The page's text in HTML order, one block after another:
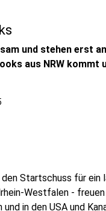
und stehen erst
aus NRW kommt
Startschuss für ein
Westfalen -
in den USA und